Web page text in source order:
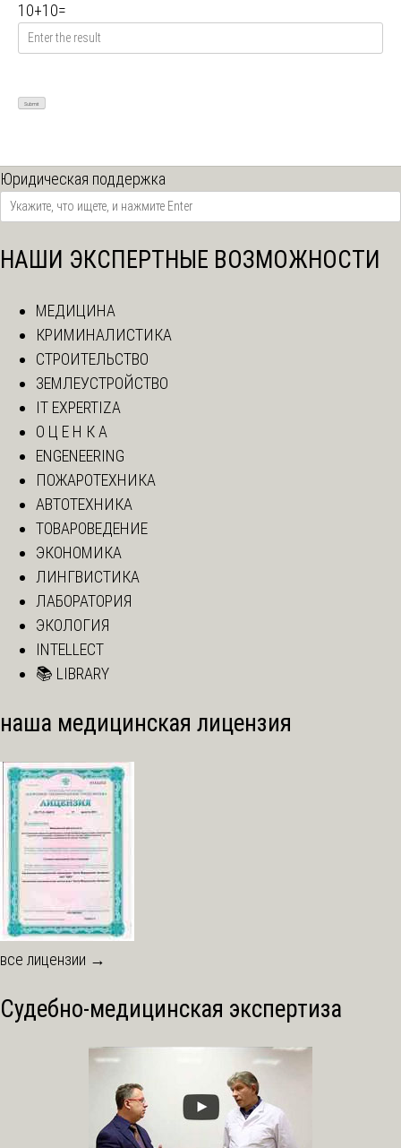
10+10=
Юридическая поддержка
НАШИ ЭКСПЕРТНЫЕ ВОЗМОЖНОСТИ
МЕДИЦИНА
КРИМИНАЛИСТИКА
СТРОИТЕЛЬСТВО
ЗЕМЛЕУСТРОЙСТВО
IT EXPERTIZA
О Ц Е Н К А
ENGENEERING
ПОЖАРОТЕХНИКА
АВТОТЕХНИКА
ТОВАРОВЕДЕНИЕ
ЭКОНОМИКА
ЛИНГВИСТИКА
ЛАБОРАТОРИЯ
ЭКОЛОГИЯ
INTELLECT
📚 LIBRARY
наша медицинская лицензия
все лицензии →
Судебно-медицинская экспертиза